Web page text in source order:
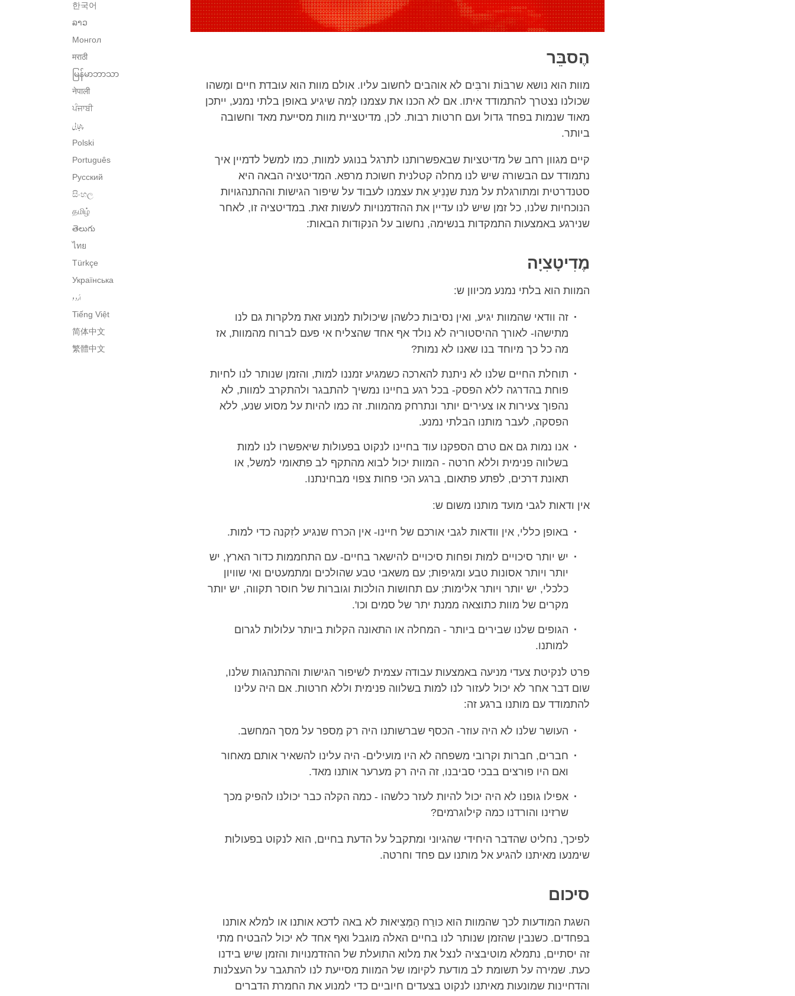
한국어
ລາວ
Монгол
मराठी
မြန်မာဘာသာ
नेपाली
ਪੰਜਾਬੀ
پنجابی
Polski
Português
Русский
සිංහල
தமிழ்
తెలుగు
ไทย
Türkçe
Українська
اُردو
Tiếng Việt
简体中文
繁體中文
הֶסבֵּר
מוות הוא נושא שרבּוֹת ורבִּים לא אוהבים לחשוב עליו. אולם מוות הוא עוּבדת חיים ומַשהו
שכולנו נצטרך להתמודד איתו. אם לא הכנו את עצמנו לְמה שיגיע באופן בלתי נמנע, ייתכן
מאוד שנמות בפחד גדול ועם חרטות רבות. לכן, מדיטציית מוות מסייעת מאד וחשובה
ביותר.
קיים מגוון רחב של מדיטציות שבאפשרותנו לתרגל בנוגע למוות, כמו למשל לדמיין איך
נתמודד עם הבשורה שיש לנו מחלה קטלנית חשוכת מרפא. המדיטציה הבאה היא
סטנדרטית ומתורגלת על מנת שנַנִיעַ את עצמנו לעבוד על שיפור הגישות וההתנהגויות
הנוכחיות שלנו, כל זמן שיש לנו עדיין את ההזדמנויות לעשות זאת. במדיטציה זו, לאחר
שנירגע באמצעות התמקדות בנשימה, נחשוב על הנקודות הבאות:
מֶדִיטָצִיָה
המוות הוא בלתי נמנע מכיוון ש:
זה וודאי שהמוות יגיע, ואין נסיבות כלשהן שיכולות למנוע זאת מלקרות גם לנו
מתישהו- לאורך ההיסטוריה לא נולד אף אחד שהצליח אי פעם לברוח מהמוות, אז
מה כל כך מיוחד בנו שאנו לא נמות?
תוחלת החיים שלנו לא ניתנת להארכה כשמגיע זמננו למות, והזמן שנותר לנו לחיות
פוחת בהדרגה ללא הפסק- בכל רגע בחיינו נמשיך להתבגר ולהתקרב למוות, לא
נהפוך צעירות או צעירים יותר ונתרחק מהמוות. זה כמו להיות על מסוע שנע, ללא
הפסקה, לעבר מותנו הבלתי נמנע.
אנו נמות גם אם טרם הספקנו עוד בחיינו לנקוט בפעולות שיאפשרו לנו למות
בשלווה פנימית וללא חרטה - המוות יכול לבוא מהתקף לב פתאומי למשל, או
תאונת דרכים, לפתע פתאום, ברגע הכי פחות צפוי מבחינתנו.
אין ודאות לגבי מועד מותנו משום ש:
באופן כללי, אין וודאות לגבי אורכם של חיינו- אין הכרח שנגיע לזִקנה כדי למות.
יש יותר סיכויים למוּת ופחות סיכויים להישאר בחיים- עם התחממות כדור הארץ, יש
יותר ויותר אסונות טבע ומגיפות; עם משאבי טבע שהולכים ומתמעטים ואי שוויון
כלכלי, יש יותר ויותר אלימות; עם תחושות הולכות וגוברות של חוסר תקווה, יש יותר
מקרים של מוות כתוצאה ממנת יתר של סמים וכו'.
הגופים שלנו שבירים ביותר - המחלה או התאונה הקלות ביותר עלולות לגרום
למותנו.
פרט לנקיטת צעדי מניעה באמצעות עבודה עצמית לשיפור הגישות וההתנהגות שלנו,
שום דבר אחר לא יכול לעזור לנו למות בשלווה פנימית וללא חרטות. אם היה עלינו
להתמודד עם מותנו ברגע זה:
העושר שלנו לא היה עוזר- הכסף שברשותנו היה רק מִספר על מסך המחשב.
חברים, חברות וקרובי משפחה לא היו מועילים- היה עלינו להשאיר אותם מאחור
ואם היו פורצים בבכי סביבנו, זה היה רק מערער אותנו מאד.
אפילו גופנו לא היה יכול להיות לעזר כלשהו - כמה הקלה כבר יכולנו להפיק מכך
שרזינו והורדנו כמה קילוגרמים?
לפיכך, נחליט שהדבר היחידי שהגיוני ומתקבל על הדעת בחיים, הוא לנקוט בפעולות
שימנעו מאיתנו להגיע אל מותנו עם פחד וחרטה.
סיכום
השגת המודעות לכך שהמוות הוא כּורַח הַמְּצִיאוּת לא באה לדכא אותנו או למלא אותנו
בפחדים. כשנבין שהזמן שנותר לנו בחיים האלה מוגבל ואף אחד לא יכול להבטיח מתי
זה יסתיים, נתמלא מוטיבציה לנצל את מלוא התועלת של ההזדמנויות והזמן שיש בידנו
כעת. שמירה על תשומת לב מודעת לקיומו של המוות מסייעת לנו להתגבר על העצלנות
והדחיינות שמונעות מאיתנו לנקוט בצעדים חיוביים כדי למנוע את החמרת הדברים